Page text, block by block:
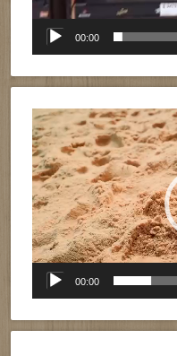
00:00
Reproductor
de
vídeo
00:00